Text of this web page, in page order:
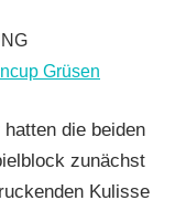
die beiden
zunächst
Kulisse